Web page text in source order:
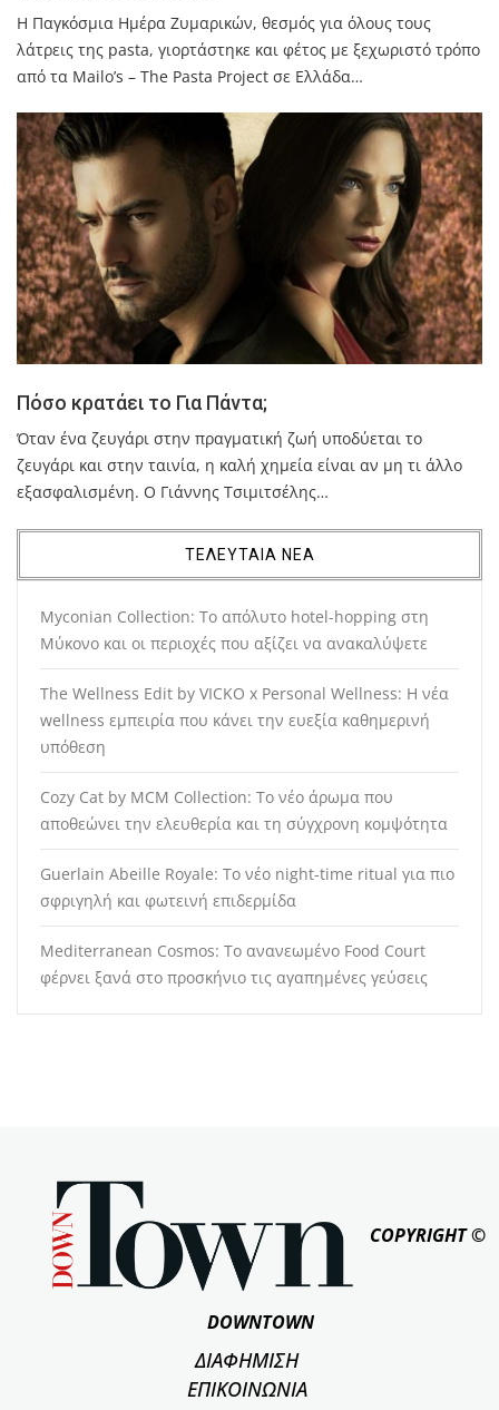
Η Παγκόσμια Ημέρα Ζυμαρικών, θεσμός για όλους τους
λάτρεις της pasta, γιορτάστηκε και φέτος με ξεχωριστό τρόπο
από τα Mailo’s – The Pasta Project σε Ελλάδα…
Πόσο κρατάει το Για Πάντα;
Όταν ένα ζευγάρι στην πραγματική ζωή υποδύεται το
ζευγάρι και στην ταινία, η καλή χημεία είναι αν μη τι άλλο
εξασφαλισμένη. Ο Γιάννης Τσιμιτσέλης…
ΤΕΛΕΥΤΑΙΑ ΝΕΑ
Myconian Collection: Το απόλυτο hotel-hopping στη
Μύκονο και οι περιοχές που αξίζει να ανακαλύψετε
The Wellness Edit by VICKO x Personal Wellness: Η νέα
wellness εμπειρία που κάνει την ευεξία καθημερινή
υπόθεση
Cozy Cat by MCM Collection: Το νέο άρωμα που
αποθεώνει την ελευθερία και τη σύγχρονη κομψότητα
Guerlain Abeille Royale: Το νέο night-time ritual για πιο
σφριγηλή και φωτεινή επιδερμίδα
Mediterranean Cosmos: Το ανανεωμένο Food Court
φέρνει ξανά στο προσκήνιο τις αγαπημένες γεύσεις
COPYRIGHT ©
DOWNTOWN
ΔΙΑΦΗΜΙΣΗ
ΕΠΙΚΟΙΝΩΝΙΑ